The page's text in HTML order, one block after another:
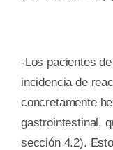
-Los pacientes
incidencia de
concretamente
gastrointestinal,
sección 4.2).